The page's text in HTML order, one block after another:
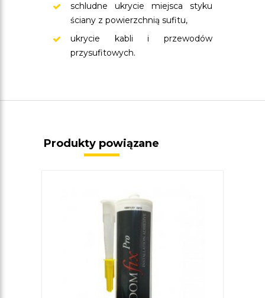
schludne ukrycie miejsca styku
ściany z powierzchnią sufitu,
ukrycie kabli i przewodów
przysufitowych.
Produkty powiązane